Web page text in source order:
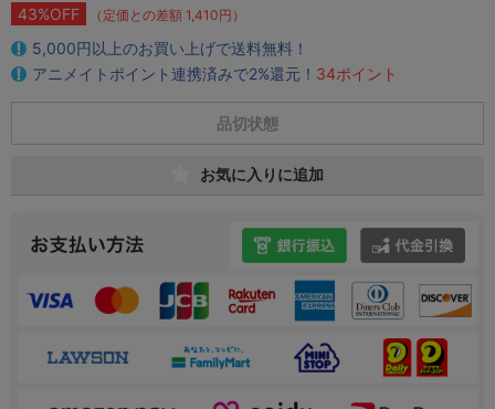
43%OFF （定価との差額 1,410円）
5,000円以上のお買い上げで送料無料！
アニメイトポイント連携済みで2%還元！ 34ポイント
品切状態
お気に入りに追加